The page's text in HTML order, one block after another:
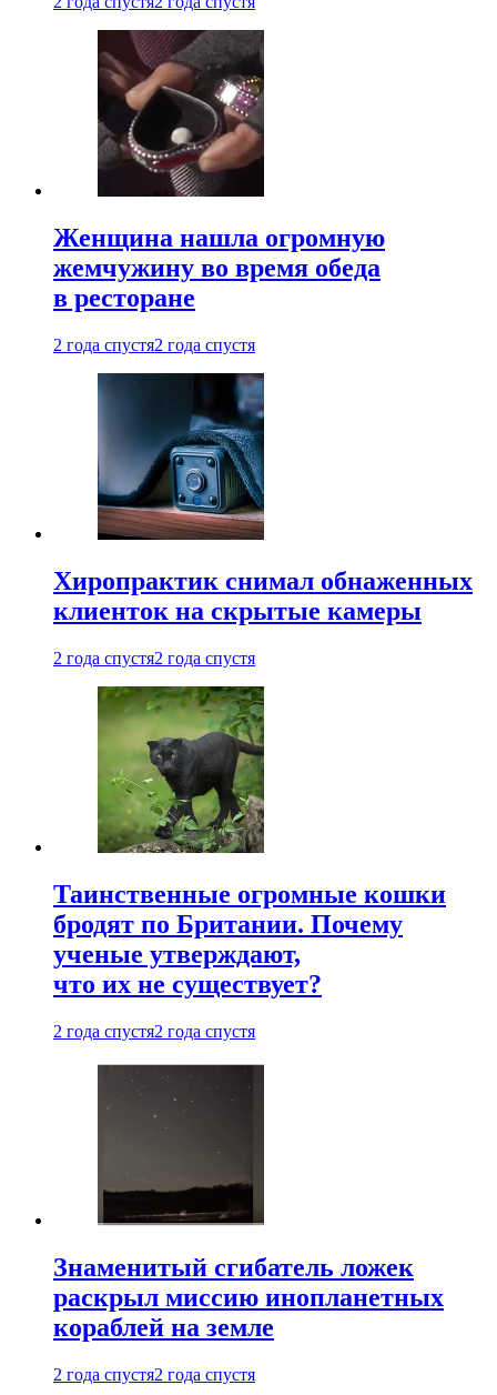
Женщина нашла огромную
жемчужину во время обеда
в ресторане
2 года спустя2 года спустя
Хиропрактик снимал обнаженных
клиенток на скрытые камеры
2 года спустя2 года спустя
Таинственные огромные кошки
бродят по Британии. Почему
ученые утверждают,
что их не существует?
2 года спустя2 года спустя
Знаменитый сгибатель ложек
раскрыл миссию инопланетных
кораблей на земле
2 года спустя2 года спустя